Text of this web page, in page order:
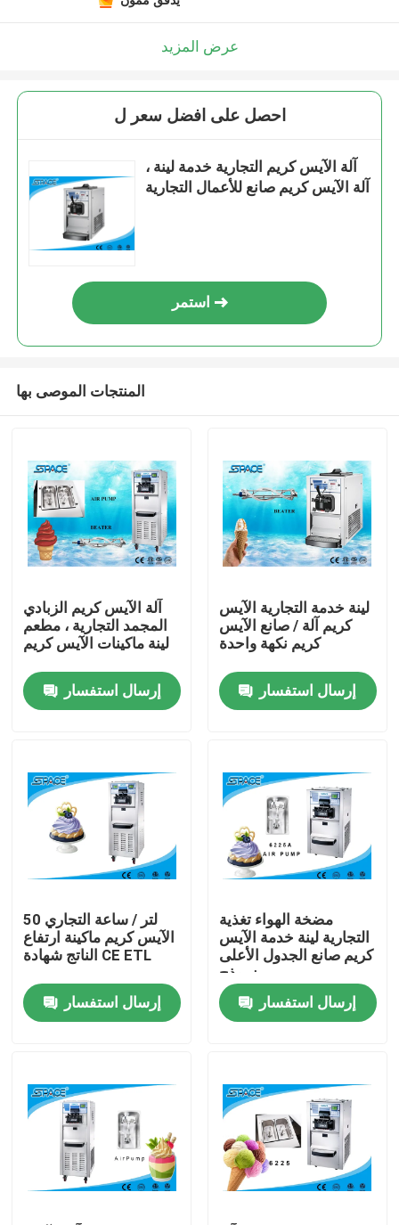
منزل
إتصال
المنتجات
ليّن خدمة ice قشدة آلة
الجدول الأعلى آلة الآيس كريم
آلة طين الشراب المجمدة
آلة اللبن الزبادي
عرض المزيد
احصل على افضل سعر ل
آلة الآيس كريم التجارية خدمة لينة ،
آلة الآيس كريم صانع للأعمال التجارية
استمر
المنتجات الموصى بها
آلة الآيس كريم الزبادي
المجمد التجارية ، مطعم
لينة ماكينات الآيس كريم
إرسال استفسار
لينة خدمة التجارية الآيس
كريم آلة / صانع الآيس
كريم نكهة واحدة
إرسال استفسار
50 لتر / ساعة التجاري
الآيس كريم ماكينة ارتفاع
الناتج شهادة CE ETL
إرسال استفسار
مضخة الهواء تغذية
التجارية لينة خدمة الآيس
كريم صانع الجدول الأعلى
نموذج
إرسال استفسار